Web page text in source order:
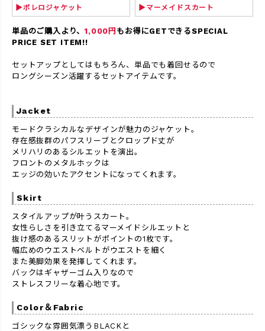
▶ボレロジャケット ▶マーメイドスカート
単品のご購入より、1,000円 もお得にGETできるSPECIAL
PRICE SET ITEM!!
セットアップとしてはもちろん、単品でも着回せるので
ロングシーズン活躍するセットアイテムです。
Jacket
モードクラシカルなデザインが魅力のジャケット。
存在感抜群のパフスリーブとクロップド丈が
メリハリのあるシルエットを演出。
フロントのメタルホックは
エッジの効いたアクセントになってくれます。
Skirt
スタイルアップが叶うスカート。
女性らしさを引き立てるマーメイドシルエットと
抜け感のあるスリットがポイントの1枚です。
幅広めのウエストベルトがウエストを細く
また美脚効果を発揮してくれます。
バックはギャザーゴム入りなので
ストレスフリーな着心地です。
Color＆Fabric
ゴシックな雰囲気漂うBLACKと